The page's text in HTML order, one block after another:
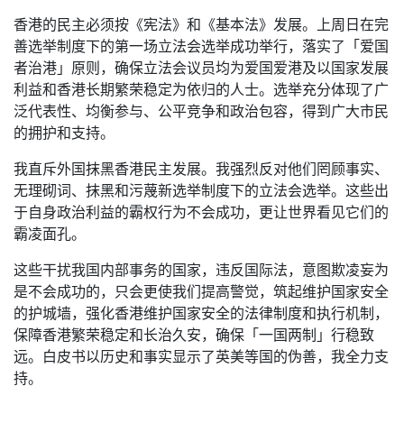
香港的民主必须按《宪法》和《基本法》发展。上周日在完
善选举制度下的第一场立法会选举成功举行，落实了「爱国
者治港」原则，确保立法会议员均为爱国爱港及以国家发展
利益和香港长期繁荣稳定为依归的人士。选举充分体现了广
泛代表性、均衡参与、公平竞争和政治包容，得到广大市民
的拥护和支持。
我直斥外国抹黑香港民主发展。我强烈反对他们罔顾事实、
无理砌词、抹黑和污蔑新选举制度下的立法会选举。这些出
于自身政治利益的霸权行为不会成功，更让世界看见它们的
霸凌面孔。
这些干扰我国内部事务的国家，违反国际法，意图欺凌妄为
是不会成功的，只会更使我们提高警觉，筑起维护国家安全
的护城墙，强化香港维护国家安全的法律制度和执行机制，
保障香港繁荣稳定和长治久安，确保「一国两制」行稳致
远。白皮书以历史和事实显示了英美等国的伪善，我全力支
持。